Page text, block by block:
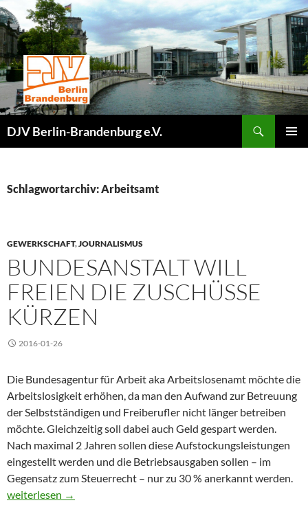
Zum
Inhalt
springen
DJV Berlin-Brandenburg e.V.
Schlagwortarchiv: Arbeitsamt
GEWERKSCHAFT,JOURNALISMUS
BUNDESANSTALT WILL
FREIEN DIE ZUSCHÜSSE
KÜRZEN
2016-01-26
Die Bundesagentur für Arbeit aka Arbeitslosenamt möchte die
Arbeitslosigkeit erhöhen, da man den Aufwand zur Betreuung
der Selbstständigen und Freiberufler nicht länger betreiben
möchte. Gleichzeitig soll dabei auch Geld gespart werden.
Nach maximal 2 Jahren sollen diese Aufstockungsleistungen
eingestellt werden und die Betriebsausgaben sollen – im
Gegensatz zum Steuerrecht – nur zu 30 % anerkannt werden.
Bundesanstalt will Freien die Zuschüsse kürzen
weiterlesen →